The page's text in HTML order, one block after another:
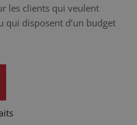
les clients qui veulent
qui disposent d’un budget